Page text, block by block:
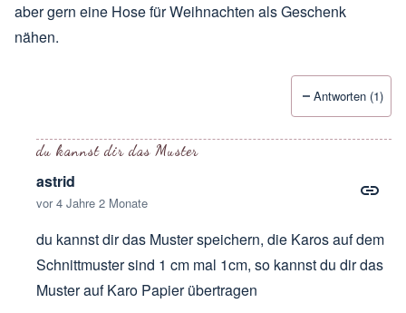
aber gern eine Hose für Weihnachten als Geschenk
nähen.
Antworten (1)
du kannst dir das Muster
astrid
vor 4 Jahre 2 Monate
du kannst dir das Muster speichern, die Karos auf dem
Schnittmuster sind 1 cm mal 1cm, so kannst du dir das
Muster auf Karo Papier übertragen